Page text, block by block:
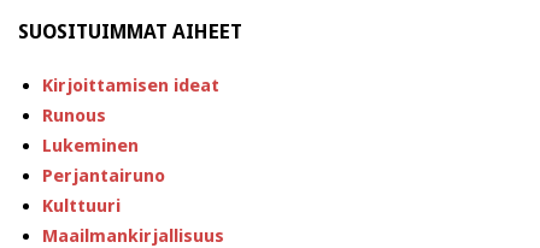
SUOSITUIMMAT AIHEET
Kirjoittamisen ideat
Runous
Lukeminen
Perjantairuno
Kulttuuri
Maailmankirjallisuus